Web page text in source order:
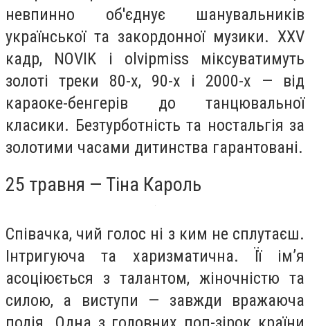
невпинно об'єднує шанувальників
української та закордонної музики. XXV
кадр, NOVIK і olvipmiss міксуватимуть
золоті треки 80-х, 90-х і 2000-х — від
караоке-бенгерів до танцювальної
класики. Безтурботність та ностальгія за
золотими часами дитинства гарантовані.
25 травня — Тіна Кароль
Співачка, чий голос ні з ким не сплутаєш.
Інтригуюча та харизматична. Її ім’я
асоціюється з талантом, жіночністю та
силою, а виступи — завжди вражаюча